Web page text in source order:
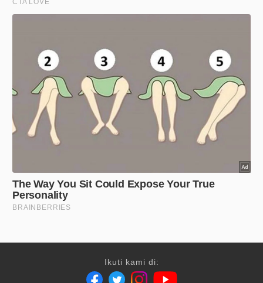
Ikuti kami di: